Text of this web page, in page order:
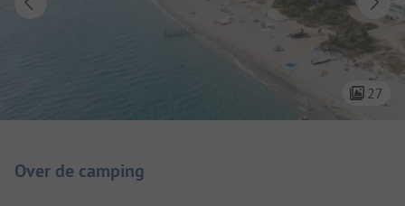
27
Over de camping